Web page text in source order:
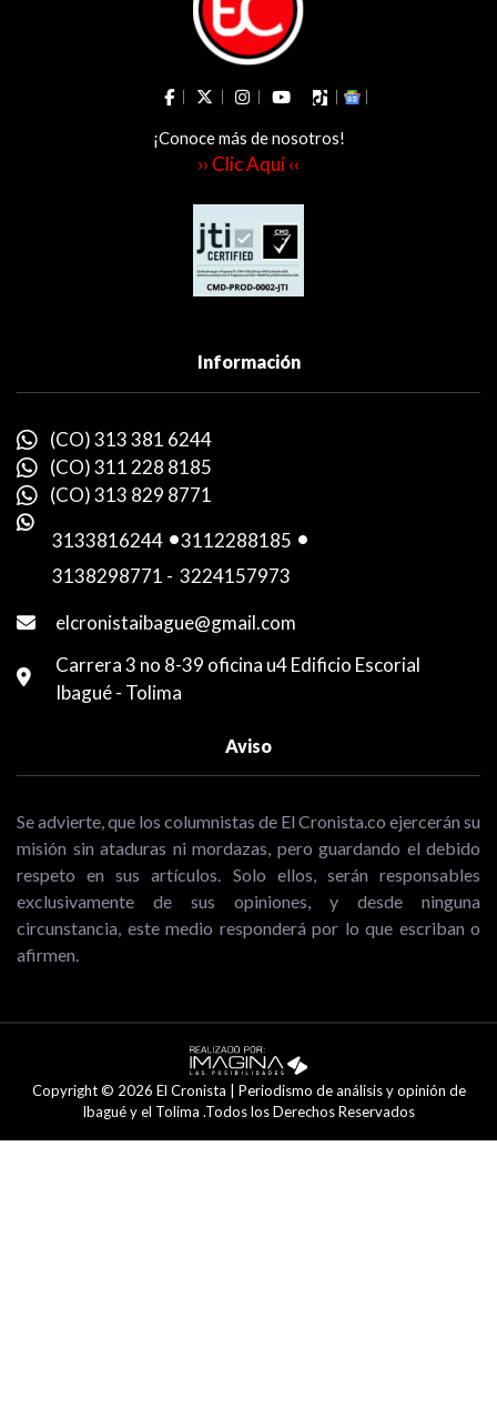
¡Conoce más de nosotros!
›› Clic Aquí ‹‹
Información
(CO) 313 381 6244
(CO) 311 228 8185
(CO) 313 829 8771
3133816244 -3112288185 -
3138298771 - 3224157973
elcronistaibague@gmail.com
Carrera 3 no 8-39 oficina u4 Edificio Escorial
Ibagué - Tolima
Aviso
Se advierte, que los columnistas de El Cronista.co ejercerán su
misión sin ataduras ni mordazas, pero guardando el debido
respeto en sus artículos. Solo ellos, serán responsables
exclusivamente de sus opiniones, y desde ninguna
circunstancia, este medio responderá por lo que escriban o
afirmen.
Copyright © 2026 El Cronista | Periodismo de análisis y opinión de
Ibagué y el Tolima .Todos los Derechos Reservados